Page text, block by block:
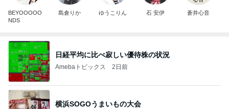
BEYOOOOO
NDS
島倉りか ゆうこりん 石 安伊 蒼井心音
日経平均に比べ寂しい優待株の状況
Amebaトピックス 2日前
横浜SOGOうまいもの大会